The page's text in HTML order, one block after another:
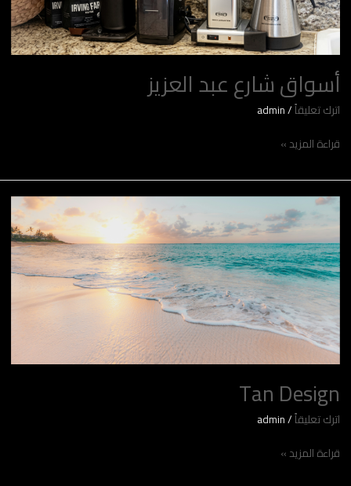
أسواق شارع عبد العزيز
اترك تعليقاً/
admin
قراءة المزيد »
Tan Design
اترك تعليقاً/
admin
Tan
Design
قراءة المزيد »